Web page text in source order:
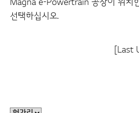
Magna e-Powertrain 공장이 위치
선택하십시오.
[Last